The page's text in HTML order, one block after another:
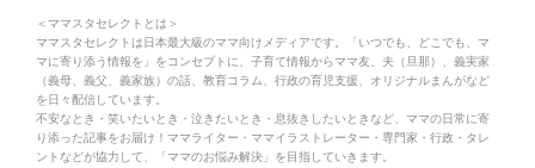
＜ママスタセレクトとは＞
ママスタセレクトは日本最大級のママ向けメディアです。「いつでも、どこでも、マ
マに寄り添う情報を」をコンセプトに、子育て情報からママ友、夫（旦那）、義実家
（義母、義父、義家族）の話、教育コラム、行政の育児支援、オリジナルまんがなど
を日々配信しています。
不安なとき・笑いたいとき・泣きたいとき・息抜きしたいときなど、ママの日常に寄
り添った記事をお届け！ママライター・ママイラストレーター・専門家・行政・タレ
ントなどが協力して、「ママのお悩み解決」を目指していきます。